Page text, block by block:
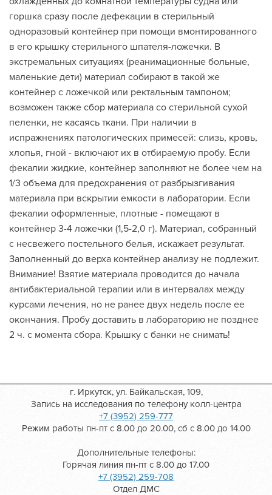
горшка сразу после дефекации в стерильный
одноразовый контейнер при помощи вмонтированного
в его крышку стерильного шпателя-ложечки. В
экстремальных ситуациях (реанимационные больные,
маленькие дети) материал собирают в такой же
контейнер с ложечкой или ректальным тампоном;
возможен также сбор материала со стерильной сухой
пеленки, не касаясь ткани. При наличии в
испражнениях патологических примесей: слизь, кровь,
хлопья, гной - включают их в отбираемую пробу. Если
фекалии жидкие, контейнер заполняют не более чем на
1/3 объема для предохранения от разбрызгивания
материала при вскрытии емкости в лаборатории. Если
фекалии оформленные, плотные - помещают в
контейнер 3-4 ложечки (1,5-2,0 г). Материал, собранный
с несвежего постельного белья, искажает результат.
Заполненный до верха контейнер анализу не подлежит.
Внимание! Взятие материала проводится до начала
антибактериальной терапии или в интервалах между
курсами лечения, но не ранее двух недель после ее
окончания. Пробу доставить в лабораторию не позднее
2 ч. с момента сбора. Крышку с банки не снимать!
г. Иркутск, ул. Байкальская, 109,
Запись на исследования по телефону колл-центра
+7 (3952) 259-777
Режим работы пн-пт с 8.00 до 20.00, сб с 8.00 до 14.00
Дополнительные телефоны:
Горячая линия пн-пт с 8.00 до 17.00
+7 (3952) 259-708
Отдел ДМС